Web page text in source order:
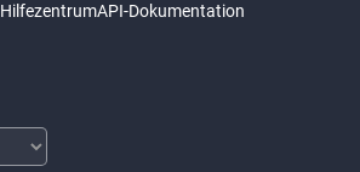
HilfezentrumAPI-Dokumentation